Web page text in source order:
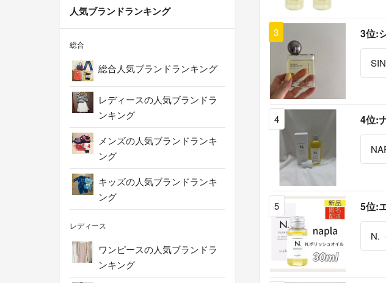
3 3位:
4 4位:
5 5位:
N.
人気ブランドランキング
総合
総合人気ブランドランキング
レディースの人気ブランドラ
ンキング
メンズの人気ブランドランキ
ング
キッズの人気ブランドランキ
ング
レディース
ワンピースの人気ブランドラ
ンキング